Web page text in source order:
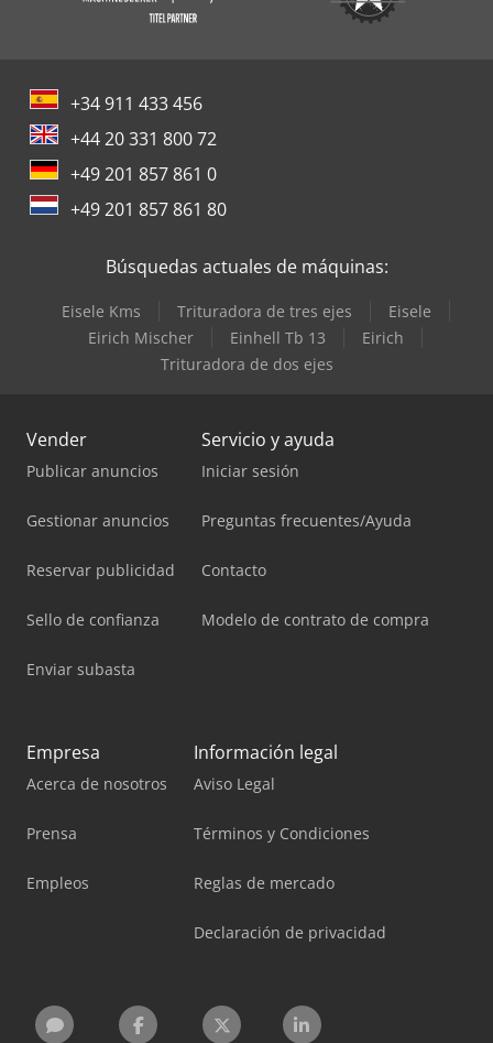
+34 911 433 456
+44 20 331 800 72
+49 201 857 861 0
+49 201 857 861 80
Búsquedas actuales de máquinas:
Eisele Kms Trituradora de tres ejes
Eisele
Eirich Mischer
Einhell Tb 13
Eirich
Trituradora de dos ejes
Vender
Publicar anuncios
Gestionar anuncios
Reservar publicidad
Sello de confianza
Enviar subasta
Servicio y ayuda
Iniciar sesión
Preguntas frecuentes/Ayuda
Contacto
Modelo de contrato de compra
Empresa
Acerca de nosotros
Prensa
Empleos
Información legal
Aviso Legal
Términos y Condiciones
Reglas de mercado
Declaración de privacidad